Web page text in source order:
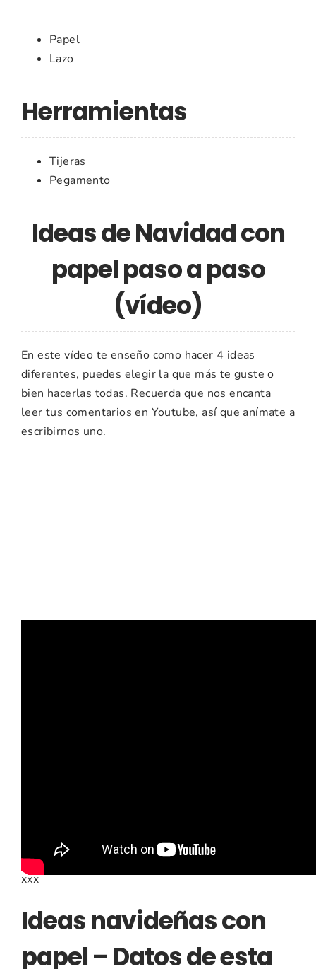
Papel
Lazo
Herramientas
Tijeras
Pegamento
Ideas de Navidad con
papel paso a paso
(vídeo)
En este vídeo te enseño como hacer 4 ideas
diferentes, puedes elegir la que más te guste o
bien hacerlas todas. Recuerda que nos encanta
leer tus comentarios en Youtube, así que anímate a
escribirnos uno.
xxx
Ideas navideñas con
papel – Datos de esta